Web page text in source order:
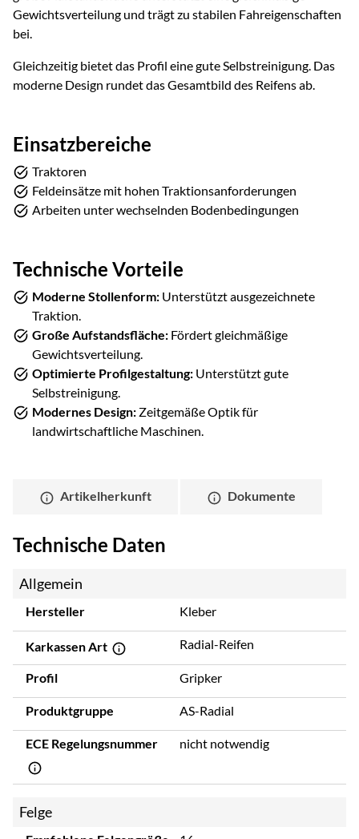
Gewichtsverteilung und trägt zu stabilen Fahreigenschaften
bei.
Gleichzeitig bietet das Profil eine gute Selbstreinigung. Das
moderne Design rundet das Gesamtbild des Reifens ab.
Einsatzbereiche
Traktoren
Feldeinsätze mit hohen Traktionsanforderungen
Arbeiten unter wechselnden Bodenbedingungen
Technische Vorteile
Moderne Stollenform: Unterstützt ausgezeichnete
Traktion.
Große Aufstandsfläche: Fördert gleichmäßige
Gewichtsverteilung.
Optimierte Profilgestaltung: Unterstützt gute
Selbstreinigung.
Modernes Design: Zeitgemäße Optik für
landwirtschaftliche Maschinen.
Artikelherkunft Dokumente
Technische Daten
Allgemein
Hersteller Kleber
Karkassen Art Radial-Reifen
Profil Gripker
Produktgruppe AS-Radial
ECE Regelungsnummer nicht notwendig
Felge